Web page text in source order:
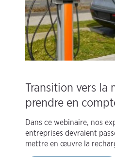
Transition vers la
prendre en
Dans ce webinaire, nos
entreprises devraient
mettre en œuvre la